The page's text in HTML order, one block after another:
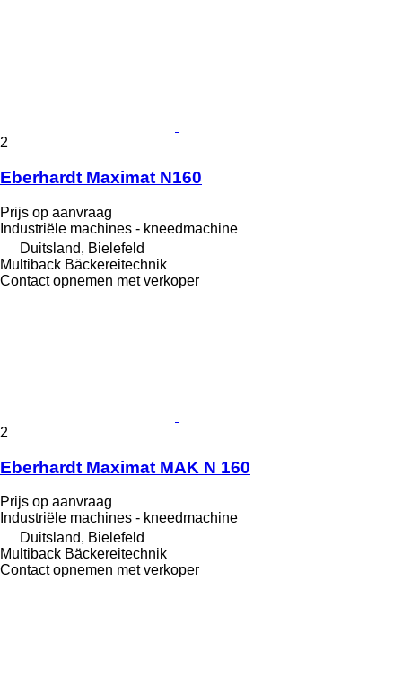
2
Eberhardt Maximat N160
Prijs op aanvraag
Industriële machines - kneedmachine
Duitsland, Bielefeld
Multiback Bäckereitechnik
Contact opnemen met verkoper
2
Eberhardt Maximat MAK N 160
Prijs op aanvraag
Industriële machines - kneedmachine
Duitsland, Bielefeld
Multiback Bäckereitechnik
Contact opnemen met verkoper